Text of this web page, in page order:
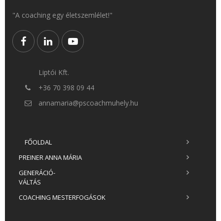
"A coaching egy életszemlélet!"
Liptói Kft.
+36 70 398 09 44
annamaria@pscoachmuhely.hu
FŐOLDAL
PREINER ANNA MÁRIA
GENERÁCIÓ-
VÁLTÁS
COACHING MESTERFOGÁSOK